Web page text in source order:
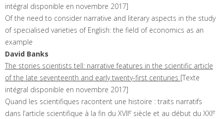
intégral disponible en novembre 2017]
Of the need to consider narrative and literary aspects in the study
of specialised varieties of English: the field of economics as an
example
David Banks
The stories scientists tell: narrative features in the scientific article
of the late seventeenth and early twenty-first centuries [Texte
intégral disponible en novembre 2017]
Quand les scientifiques racontent une histoire : traits narratifs
dans l’article scientifique à la fin du XVIIe siècle et au début du XXIe